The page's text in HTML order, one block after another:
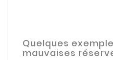
Quelques
mauvaises